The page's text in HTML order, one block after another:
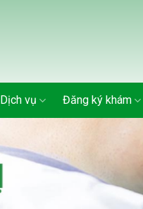
Dịch vụ Đăng ký khám